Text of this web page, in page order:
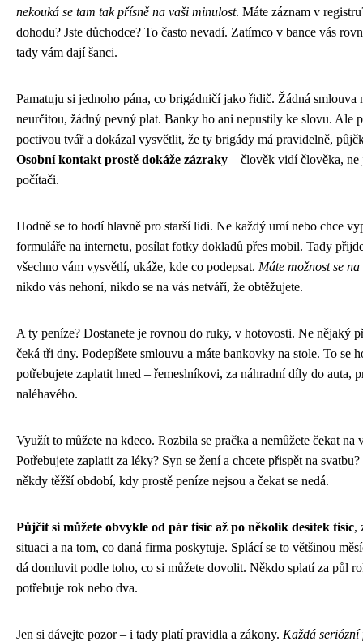
nekouká se tam tak přísně na vaši minulost. Máte záznam v
dohodu? Jste důchodce? To často nevadí. Zatímco v bance vás
tady vám dají šanci.
Pamatuju si jednoho pána, co brigádničí jako řidič. Žádná smlouva
neurčitou, žádný pevný plat. Banky ho ani nepustily ke slovu. Ale
poctivou tvář a dokázal vysvětlit, že ty brigády má pravidelně,
Osobní kontakt prostě dokáže zázraky – člověk vidí člověka, ne
počítači.
Hodně se to hodí hlavně pro starší lidi. Ne každý umí nebo chce
formuláře na internetu, posílat fotky dokladů přes mobil. Tady
všechno vám vysvětlí, ukáže, kde co podepsat. Máte možnost se
nikdo vás nehoní, nikdo se na vás netváří, že obtěžujete.
A ty peníze? Dostanete je rovnou do ruky, v hotovosti. Ne nějaký
čeká tři dny. Podepíšete smlouvu a máte bankovky na stole. To se
potřebujete zaplatit hned – řemeslníkovi, za náhradní díly do auta,
naléhavého.
Využít to můžete na kdeco. Rozbila se pračka a nemůžete čekat na
Potřebujete zaplatit za léky? Syn se žení a chcete přispět na
někdy těžší období, kdy prostě peníze nejsou a čekat se nedá.
Půjčit si můžete obvykle od pár tisíc až po několik desítek tisíc,
situaci a na tom, co daná firma poskytuje. Splácí se to většinou
dá domluvit podle toho, co si můžete dovolit. Někdo splatí za půl
potřebuje rok nebo dva.
Jen si dávejte pozor – i tady platí pravidla a zákony. Každá